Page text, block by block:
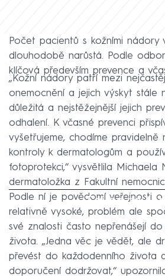
Počet pacientů s kožními nádory
dlouhodobě narůstá. Podle
klíčová především prevence a
„Kožní nádory patří mezi
onemocnění a jejich výskyt stále
důležitá a nejstěžejnější jejich
odhalení. K včasné prevenci
vyšetřujeme, chodíme pravidelně
kontroly k dermatologům a
fotoprotekci,“ vysvětlila Michaela
dermatoložka z Fakultní
Failed to
Podle ní je povědomí veřejnosti
relativně vysoké, problém ale
své znalosti často nepřenášejí
života. „Jedna věc je vědět, ale
převést do každodenního života
doporučení dodržovat,“